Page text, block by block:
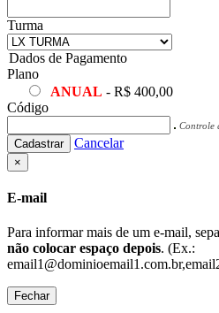
Turma
Dados de Pagamento
Plano
ANUAL - R$ 400,00
Código
Controle
Cadastrar Cancelar
×
E-mail
Para informar mais de um e-mail,
não colocar espaço depois. (Ex.:
Fechar